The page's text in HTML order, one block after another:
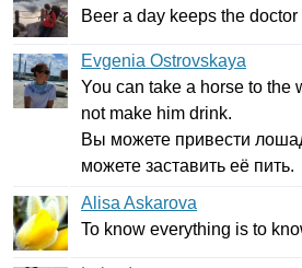
Beer a day keeps the doctor
Evgenia Ostrovskaya
You can take a horse to the
not make him drink.
Вы можете привести
можете заставить её пить.
Alisa Askarova
To know everything is to